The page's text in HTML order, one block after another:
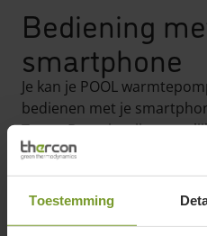
Toestemming
Bediening
smartphone
Je kan je POOL
bedienen met je
Temp. De units zijn
een WiFi-module. Zo kan
zwembadtemperatuur op
warmtepomp op afstand